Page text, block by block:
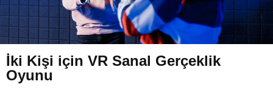
İki Kişi için VR Sanal Gerçeklik
Oyunu